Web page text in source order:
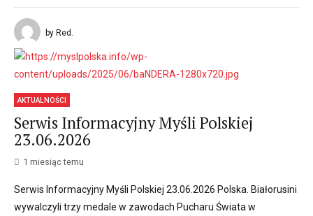
by Red.
AKTUALNOŚCI
Serwis Informacyjny Myśli Polskiej
23.06.2026
1 miesiąc temu
Serwis Informacyjny Myśli Polskiej 23.06.2026 Polska. Białorusini
wywalczyli trzy medale w zawodach Pucharu Świata w